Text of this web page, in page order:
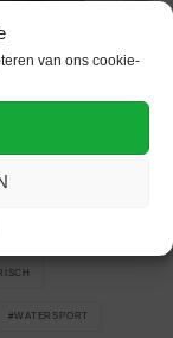
van ons cookie-
WATERSPORT